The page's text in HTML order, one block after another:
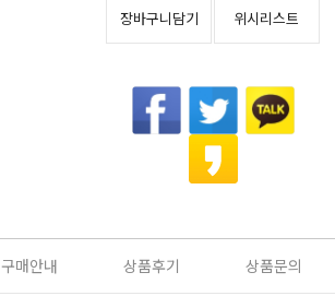
장바구니담기 위시리스트
구매안내 상품후기 상품문의